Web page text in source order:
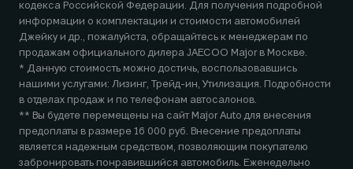
кодекса Российской Федерации. Для получения подробной
информации о комплектации и стоимости автомобилей
Джейку и др., пожалуйста, обращайтесь к менеджерам по
продажам официального дилера JAECOO Major в Москве.
* Данную стоимость можно достичь, воспользовавшись
нашими услугами: Лизинг, Трейд-ин, Утилизация. Подробности
в отделах продаж и по телефонам автосалонов.
** Вы будете перемещены на сайт Major Auto для внесения
предоплаты в размере 16 000 руб. Внесение предоплаты
является надежным средством, позволяющим покупателю
забронировать понравившийся автомобиль. Еженедельно